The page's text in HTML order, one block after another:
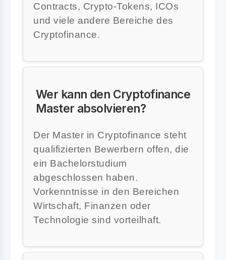
Contracts, Crypto-Tokens, ICOs
und viele andere Bereiche des
Cryptofinance.
Wer kann den Cryptofinance
Master absolvieren?
Der Master in Cryptofinance steht
qualifizierten Bewerbern offen, die
ein Bachelorstudium
abgeschlossen haben.
Vorkenntnisse in den Bereichen
Wirtschaft, Finanzen oder
Technologie sind vorteilhaft.